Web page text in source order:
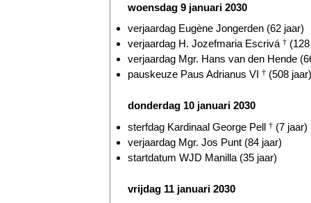
woensdag 9 januari 2030
verjaardag Eugène Jongerden (62 jaar)
verjaardag H. Jozefmaria Escrivá †
verjaardag Mgr. Hans van den Hende
pauskeuze Paus Adrianus VI † (508 jaar)
donderdag 10 januari 2030
sterfdag Kardinaal George Pell † (7 jaar)
verjaardag Mgr. Jos Punt (84 jaar)
startdatum WJD Manilla (35 jaar)
vrijdag 11 januari 2030